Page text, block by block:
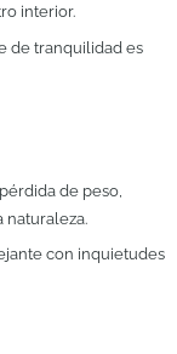
interior.
de tranquilidad es
de peso,
naturaleza.
con inquietudes